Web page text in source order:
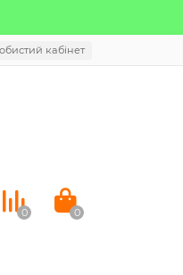
кабінет
0 0